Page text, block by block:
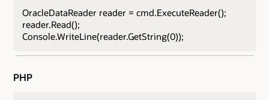
OracleDataReader reader = cmd.ExecuteReader();
reader.Read();
Console.WriteLine(reader.GetString(0));
PHP